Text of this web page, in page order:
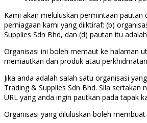
Kami akan meluluskan permintaan
perniagaan kami yang diiktiraf; (b)
Supplies Sdn Bhd, dan (d) pautan itu
Organisasi ini boleh memaut ke halaman
memautkan dan produk atau
Jika anda adalah salah satu organisasi
Trading & Supplies Sdn Bhd. Sila
URL yang anda ingin pautkan pada tapak
Organisasi yang diluluskan boleh